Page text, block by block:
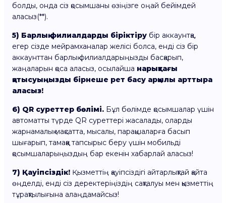
болды, онда сіз қосымшаны өзіңізге оңай бейімдей
аласыз(**).
5) Барлық филиалдарды біріктіру бір аккаунтқа,
егер сізде мейрамханалар желісі болса, енді сіз бір
аккаунттан барлық филиалдарыңызды басқарып,
жаңаларын қоса аласыз, осылайша нарықтағы
қатысуыңызды бірнеше рет басу арқылы арттыра
аласыз!
6) QR суреттер бөлімі. Бұл бөлімде қосымшалар үшін
автоматты түрде QR суреттері жасалады, оларды
жарнамалық мақсатта, мысалы, парақшаларға басып
шығарып, тамаққа тапсырыс беру үшін мобильді
қосымшаларыңыздың бар екенін хабарлай аласыз!
7) Қауіпсіздік! Қызметтің қауіпсіздігі айтарлықтай қайта
өңделді, енді сіз деректеріңіздің сақталуы мен қызметтің
тұрақтылығына алаңдамайсыз!